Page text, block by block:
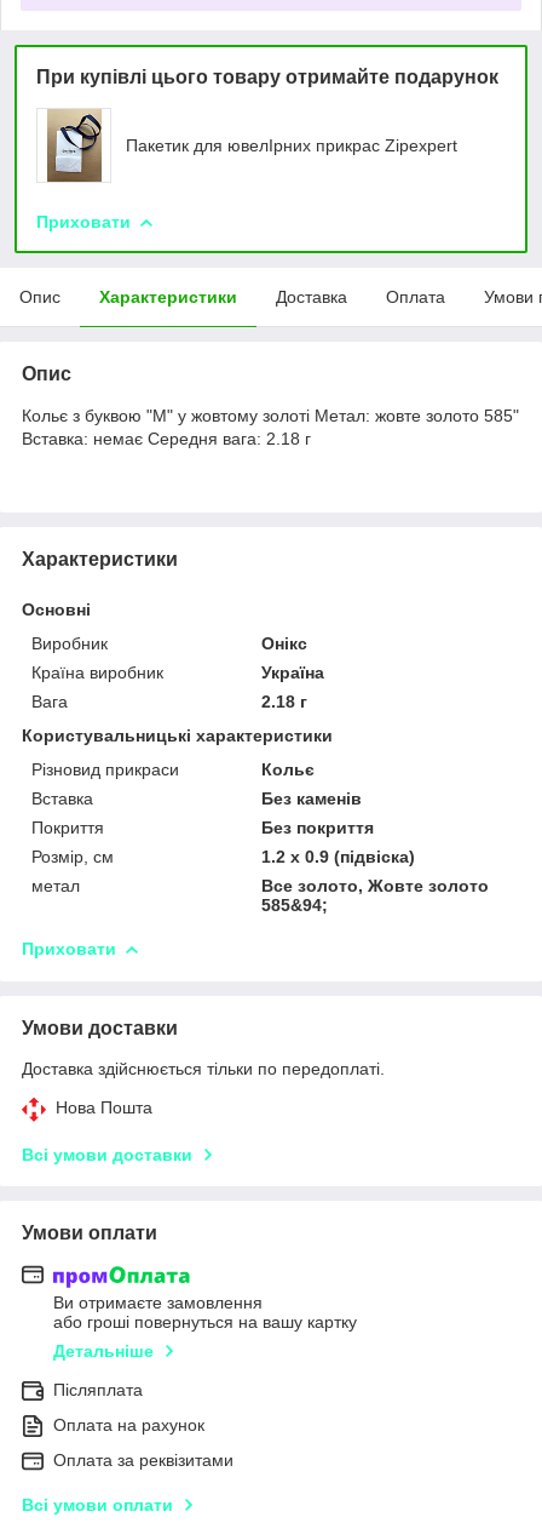
При купівлі цього товару отримайте подарунок
Пакетик для ювелIрних прикрас Zipexpert
Приховати
Опис Характеристики Доставка Оплата Умови
Опис
Кольє з буквою "М" у жовтому золоті Метал: жовте золото 585"
Вставка: немає Середня вага: 2.18 г
Характеристики
Основні
Виробник
Онікс
Країна виробник
Україна
Вага
2.18 г
Користувальницькі характеристики
Різновид прикраси
Кольє
Вставка
Без каменів
Покриття
Без покриття
Розмір, см
1.2 х 0.9 (підвіска)
метал
Все золото, Жовте золото
585&94;
Приховати
Умови доставки
Доставка здійснюється тільки по передоплаті.
Нова Пошта
Всі умови доставки
Умови оплати
Ви отримаєте замовлення
або гроші повернуться на вашу картку
Детальніше
Післяплата
Оплата на рахунок
Оплата за реквізитами
Всі умови оплати